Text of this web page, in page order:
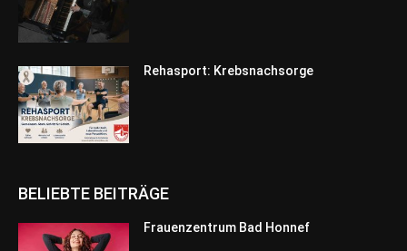
Rehasport: Krebsnachsorge
BELIEBTE BEITRÄGE
Frauenzentrum Bad Honnef